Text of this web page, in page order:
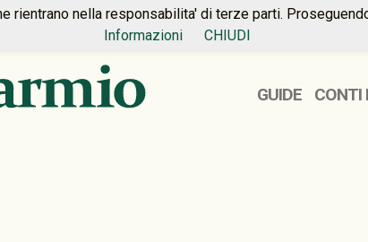
GUIDE CONTI
nella responsabilita' di terze parti.
Informazioni
CHIUDI